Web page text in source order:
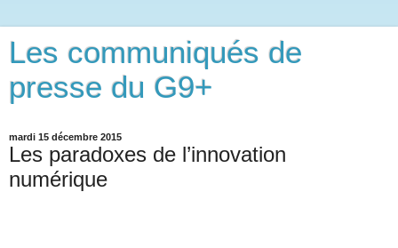
Les communiqués de
presse du G9+
mardi 15 décembre 2015
Les paradoxes de l’innovation
numérique